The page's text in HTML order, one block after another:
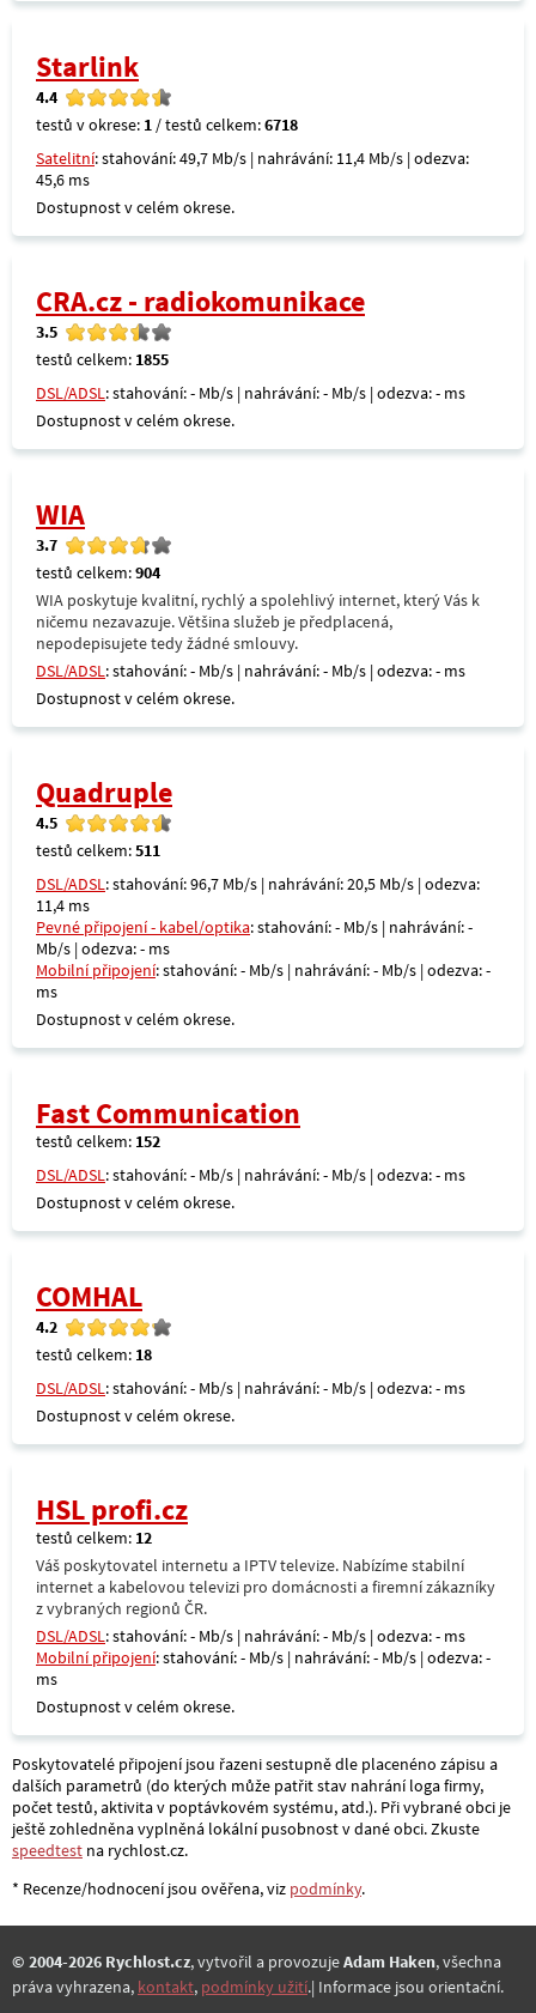
Starlink
4.4
testů v okrese: 1 / testů celkem:6718
Satelitní: stahování: 49,7 Mb/s | nahrávání: 11,4 Mb/s | odezva:
45,6 ms
Dostupnost v celém okrese.
CRA.cz - radiokomunikace
3.5
testů celkem: 1855
DSL/ADSL: stahování: - Mb/s | nahrávání: - Mb/s | odezva: - ms
Dostupnost v celém okrese.
WIA
3.7
testů celkem:904
WIA poskytuje kvalitní, rychlý a spolehlivý internet, který Vás k
ničemu nezavazuje. Většina služeb je předplacená,
nepodepisujete tedy žádné smlouvy.
DSL/ADSL: stahování: - Mb/s | nahrávání: - Mb/s | odezva: - ms
Dostupnost v celém okrese.
Quadruple
4.5
testů celkem:511
DSL/ADSL: stahování: 96,7 Mb/s | nahrávání: 20,5 Mb/s | odezva:
11,4 ms
Pevné připojení - kabel/optika: stahování: - Mb/s | nahrávání: -
Mb/s | odezva: - ms
Mobilní připojení: stahování: - Mb/s | nahrávání: - Mb/s | odezva: -
ms
Dostupnost v celém okrese.
Fast Communication
testů celkem: 152
DSL/ADSL: stahování: - Mb/s | nahrávání: - Mb/s | odezva: - ms
Dostupnost v celém okrese.
COMHAL
4.2
testů celkem: 18
DSL/ADSL: stahování: - Mb/s | nahrávání: - Mb/s | odezva: - ms
Dostupnost v celém okrese.
HSL profi.cz
testů celkem: 12
Váš poskytovatel internetu a IPTV televize. Nabízíme stabilní
internet a kabelovou televizi pro domácnosti a firemní zákazníky
z vybraných regionů ČR.
DSL/ADSL: stahování: - Mb/s | nahrávání: - Mb/s | odezva: - ms
Mobilní připojení: stahování: - Mb/s | nahrávání: - Mb/s | odezva: -
ms
Dostupnost v celém okrese.
Poskytovatelé připojení jsou řazeni sestupně dle placenéno zápisu a
dalších parametrů (do kterých může patřit stav nahrání loga firmy,
počet testů, aktivita v poptávkovém systému, atd.). Při vybrané obci je
ještě zohledněna vyplněná lokální pusobnost v dané obci. Zkuste
speedtest na rychlost.cz.
* Recenze/hodnocení jsou ověřena, viz podmínky.
© 2004-2026 Rychlost.cz, vytvořil a provozujeAdam Haken, všechna
práva vyhrazena, kontakt, podmínky užití.| Informace jsou orientační.